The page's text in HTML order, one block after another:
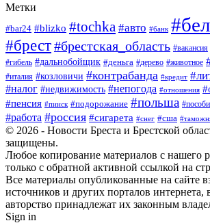
Метки
#bar24 #blizko #tochka #авто #банк
#брест#брестская_область #вакансия
#гибель #дальнобойщик #деньга #дерево #животное
#италия #козловичи #контрабанда #кредит
#налог #недвижимость #непогода #отношения
#пенсия #пинск #подорожание #польша
#работа #россия #сигарета #снег #сша
© 2026 - Новости Бреста и Брестской
защищены.
Любое копирование материалов с нашего
только с обратной активной ссылкой на
Все материалы опубликованные на сайте
источников и других порталов интернета,
авторство принадлежат их законным
Sign in